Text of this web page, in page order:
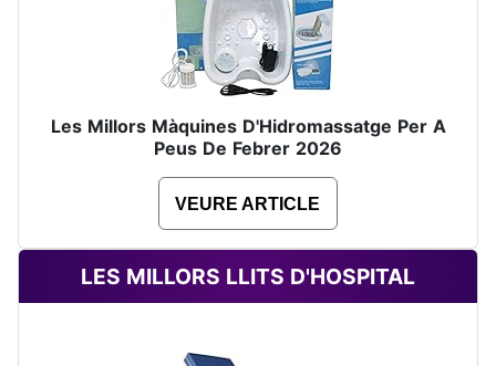
Les Millors Màquines D'Hidromassatge Per A
Peus De Febrer 2026
VEURE ARTICLE
LES MILLORS LLITS D'HOSPITAL